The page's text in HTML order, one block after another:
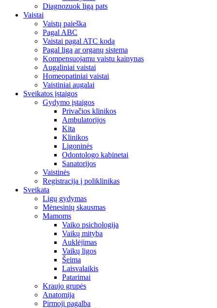
Diagnozuok ligą pats
Vaistai
Vaistų paieška
Pagal ABC
Vaistai pagal ATC kodą
Pagal ligą ar organų sistema
Kompensuojamu vaistu kainynas
Augaliniai vaistai
Homeopatiniai vaistai
Vaistiniai augalai
Sveikatos įstaigos
Gydymo įstaigos
Privačios klinikos
Ambulatorijos
Kita
Klinikos
Ligoninės
Odontologo kabinetai
Sanatorijos
Vaistinės
Registracija į poliklinikas
Sveikata
Ligų gydymas
Mėnesinių skausmas
Mamoms
Vaiko psichologija
Vaikų mityba
Auklėjimas
Vaikų ligos
Šeima
Laisvalaikis
Patarimai
Kraujo grupės
Anatomija
Pirmoji pagalba